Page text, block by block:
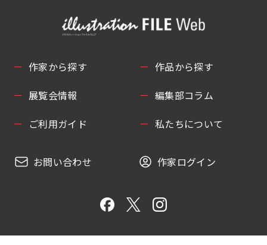
作家から探す
作品から探す
展覧会情報
編集部コラム
ご利用ガイド
私たちについて
お問い合わせ 作家ログイン